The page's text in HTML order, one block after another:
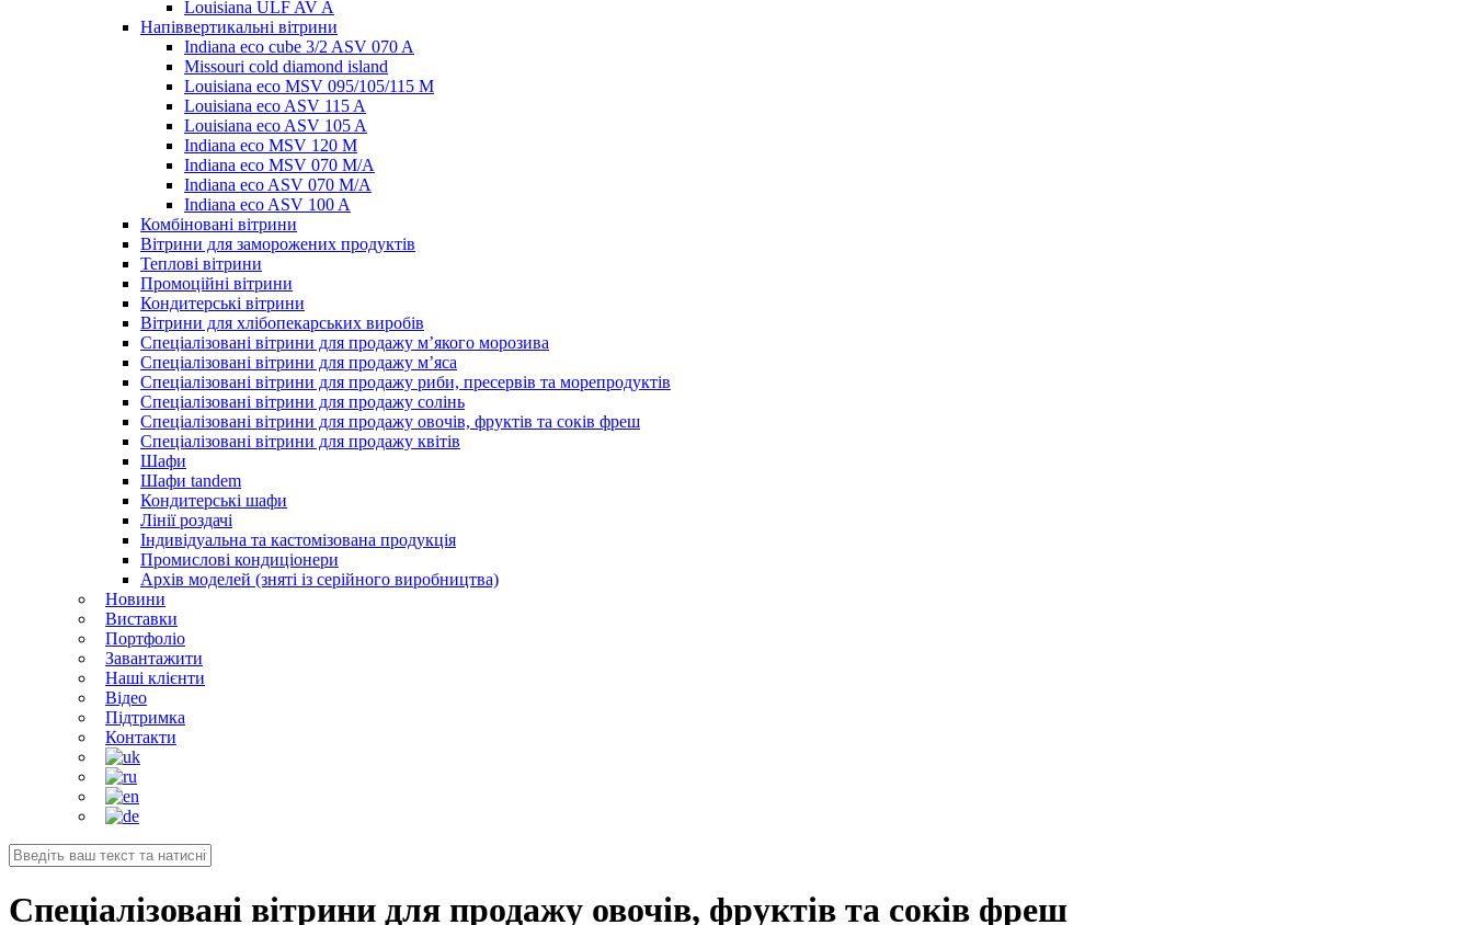
Louisiana ULF AV A
Напіввертикальні вітрини
Indiana eco cube 3/2 ASV 070 A
Missouri cold diamond island
Louisiana eco MSV 095/105/115 M
Louisiana eco ASV 115 A
Louisiana eco ASV 105 A
Indiana eco MSV 120 M
Indiana eco MSV 070 M/A
Indiana eco ASV 070 M/A
Indiana eco ASV 100 A
Комбіновані вітрини
Вітрини для заморожених продуктів
Теплові вітрини
Промоційні вітрини
Кондитерські вітрини
Вітрини для хлібопекарських виробів
Спеціалізовані вітрини для продажу м’якого морозива
Спеціалізовані вітрини для продажу м’яса
Спеціалізовані вітрини для продажу риби, пресервів та морепродуктів
Спеціалізовані вітрини для продажу солінь
Спеціалізовані вітрини для продажу овочів, фруктів та соків фреш
Спеціалізовані вітрини для продажу квітів
Шафи
Шафи tandem
Кондитерські шафи
Лінії роздачі
Індивідуальна та кастомізована продукція
Промислові кондиціонери
Архів моделей (зняті із серійного виробництва)
Новини
Виставки
Портфоліо
Завантажити
Наші клієнти
Відео
Підтримка
Контакти
Спеціалізовані вітрини для продажу овочів, фруктів та соків фреш